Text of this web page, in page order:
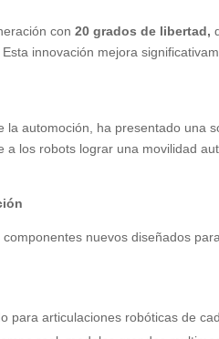
con20 grados de libertad,
innovación mejora
automoción, ha presentado una
los robots lograr una movilidad
nuevos diseñados
para articulaciones robóticas de